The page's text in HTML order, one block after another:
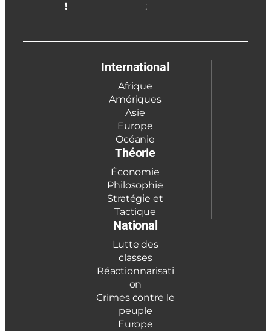
!
:
International
Afrique
Amériques
Asie
Europe
Océanie
Théorie
Économie
Philosophie
Stratégie et
Tactique
National
Lutte des
classes
Réactionnarisati
on
Crimes contre le
peuple
Europe